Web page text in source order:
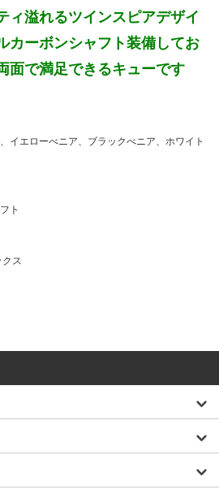
ィ溢れるツインスピアデザイ
カーボンシャフト装備してお
面で満足できるキューです
イエローべニア、ブラックべニア、ホワイト
ト
ス